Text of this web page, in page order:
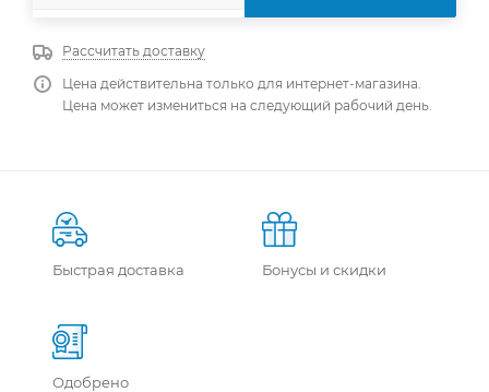
Рассчитать доставку
Цена действительна только для интернет-магазина.
Цена может измениться на следующий рабочий день.
Быстрая доставка Бонусы и скидки
Одобрено